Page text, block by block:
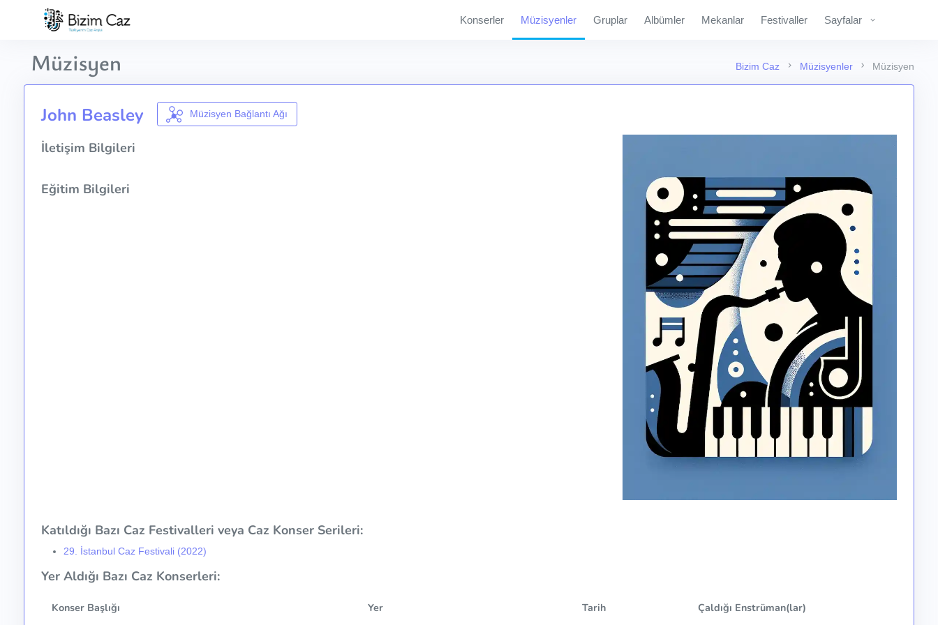
Konserler Müzisyenler Gruplar Albümler Mekanlar Festivaller Sayfalar
Bizim Caz Müzisyenler Müzisyen
Müzisyen
John Beasley Müzisyen Bağlantı Ağı
İletişim Bilgileri
Eğitim Bilgileri
Katıldığı Bazı Caz Festivalleri veya Caz Konser Serileri:
29. İstanbul Caz Festivali (2022)
Yer Aldığı Bazı Caz Konserleri:
Konser Başlığı Yer Tarih Çaldığı Enstrüman(lar)